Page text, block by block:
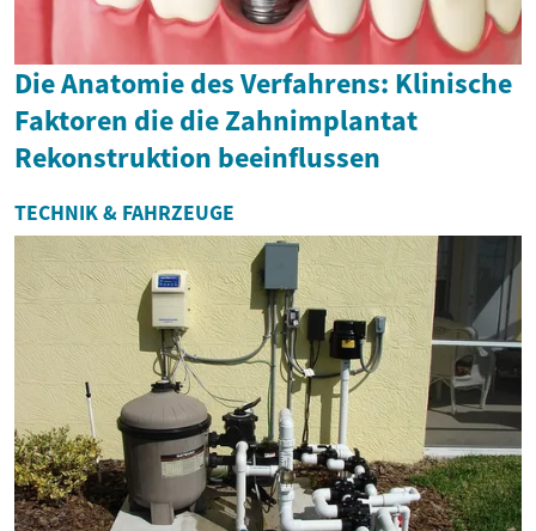
Die Anatomie des Verfahrens: Klinische
Faktoren die die Zahnimplantat
Rekonstruktion beeinflussen
TECHNIK & FAHRZEUGE